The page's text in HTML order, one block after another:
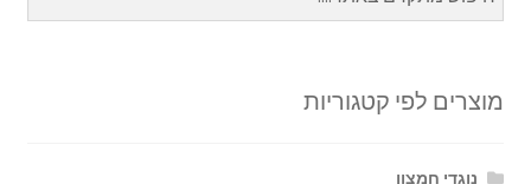
מוצרים לפי קטגוריות
נוגדי חמצון